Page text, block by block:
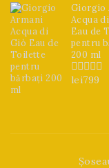
5
Giorgio
Acqua
Eau de
pentru
200 ml
0
lei799